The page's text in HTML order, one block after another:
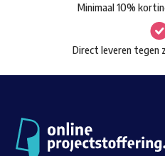
Minimaal 10%
Direct leveren tegen